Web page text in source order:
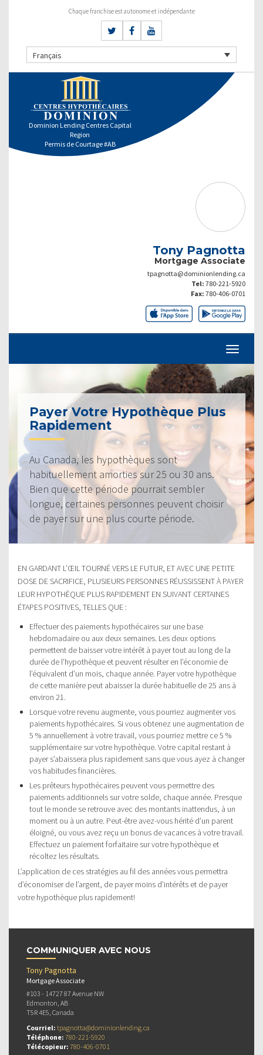
Chaque franchise est autonome et indépendante
Français
Dominion Lending Centres Capital
Region
Permis de Courtage #AB
Tony Pagnotta
Mortgage Associate
tpagnotta@dominionlending.ca
Tel: 780-221-5920
Fax: 780-406-0701
Payer Votre Hypothèque Plus
Rapidement
Au Canada, les hypothèques sont
habituellement amorties sur 25 ou 30 ans.
Bien que cette période pourrait sembler
longue, certaines personnes peuvent choisir
de payer sur une plus courte période.
EN GARDANT L’ŒIL TOURNÉ VERS LE FUTUR, ET AVEC UNE PETITE
DOSE DE SACRIFICE, PLUSIEURS PERSONNES RÉUSSISSENT À PAYER
LEUR HYPOTHÈQUE PLUS RAPIDEMENT EN SUIVANT CERTAINES
ÉTAPES POSITIVES, TELLES QUE :
Effectuer des paiements hypothécaires sur une base
hebdomadaire ou aux deux semaines. Les deux options
permettent de baisser votre intérêt à payer tout au long de la
durée de l’hypothèque et peuvent résulter en l’économie de
l’équivalent d’un mois, chaque année. Payer votre hypothèque
de cette manière peut abaisser la durée habituelle de 25 ans à
environ 21.
Lorsque votre revenu augmente, vous pourriez augmenter vos
paiements hypothécaires. Si vous obtenez une augmentation de
5 % annuellement à votre travail, vous pourriez mettre ce 5 %
supplémentaire sur votre hypothèque. Votre capital restant à
payer s’abaissera plus rapidement sans que vous ayez à changer
vos habitudes financières.
Les prêteurs hypothécaires peuvent vous permettre des
paiements additionnels sur votre solde, chaque année. Presque
tout le monde se retrouve avec des montants inattendus, à un
moment ou à un autre. Peut-être avez-vous hérité d’un parent
éloigné, ou vous avez reçu un bonus de vacances à votre travail.
Effectuez un paiement forfaitaire sur votre hypothèque et
récoltez les résultats.
L’application de ces stratégies au fil des années vous permettra
d’économiser de l’argent, de payer moins d’intérêts et de payer
votre hypothèque plus rapidement!
COMMUNIQUER AVEC NOUS
Tony Pagnotta
Mortgage Associate
#103 - 14727 87 Avenue NW
Edmonton, AB
T5R 4E5, Canada
Courriel: tpagnotta@dominionlending.ca
Téléphone: 780-221-5920
Télécopieur: 780-406-0701